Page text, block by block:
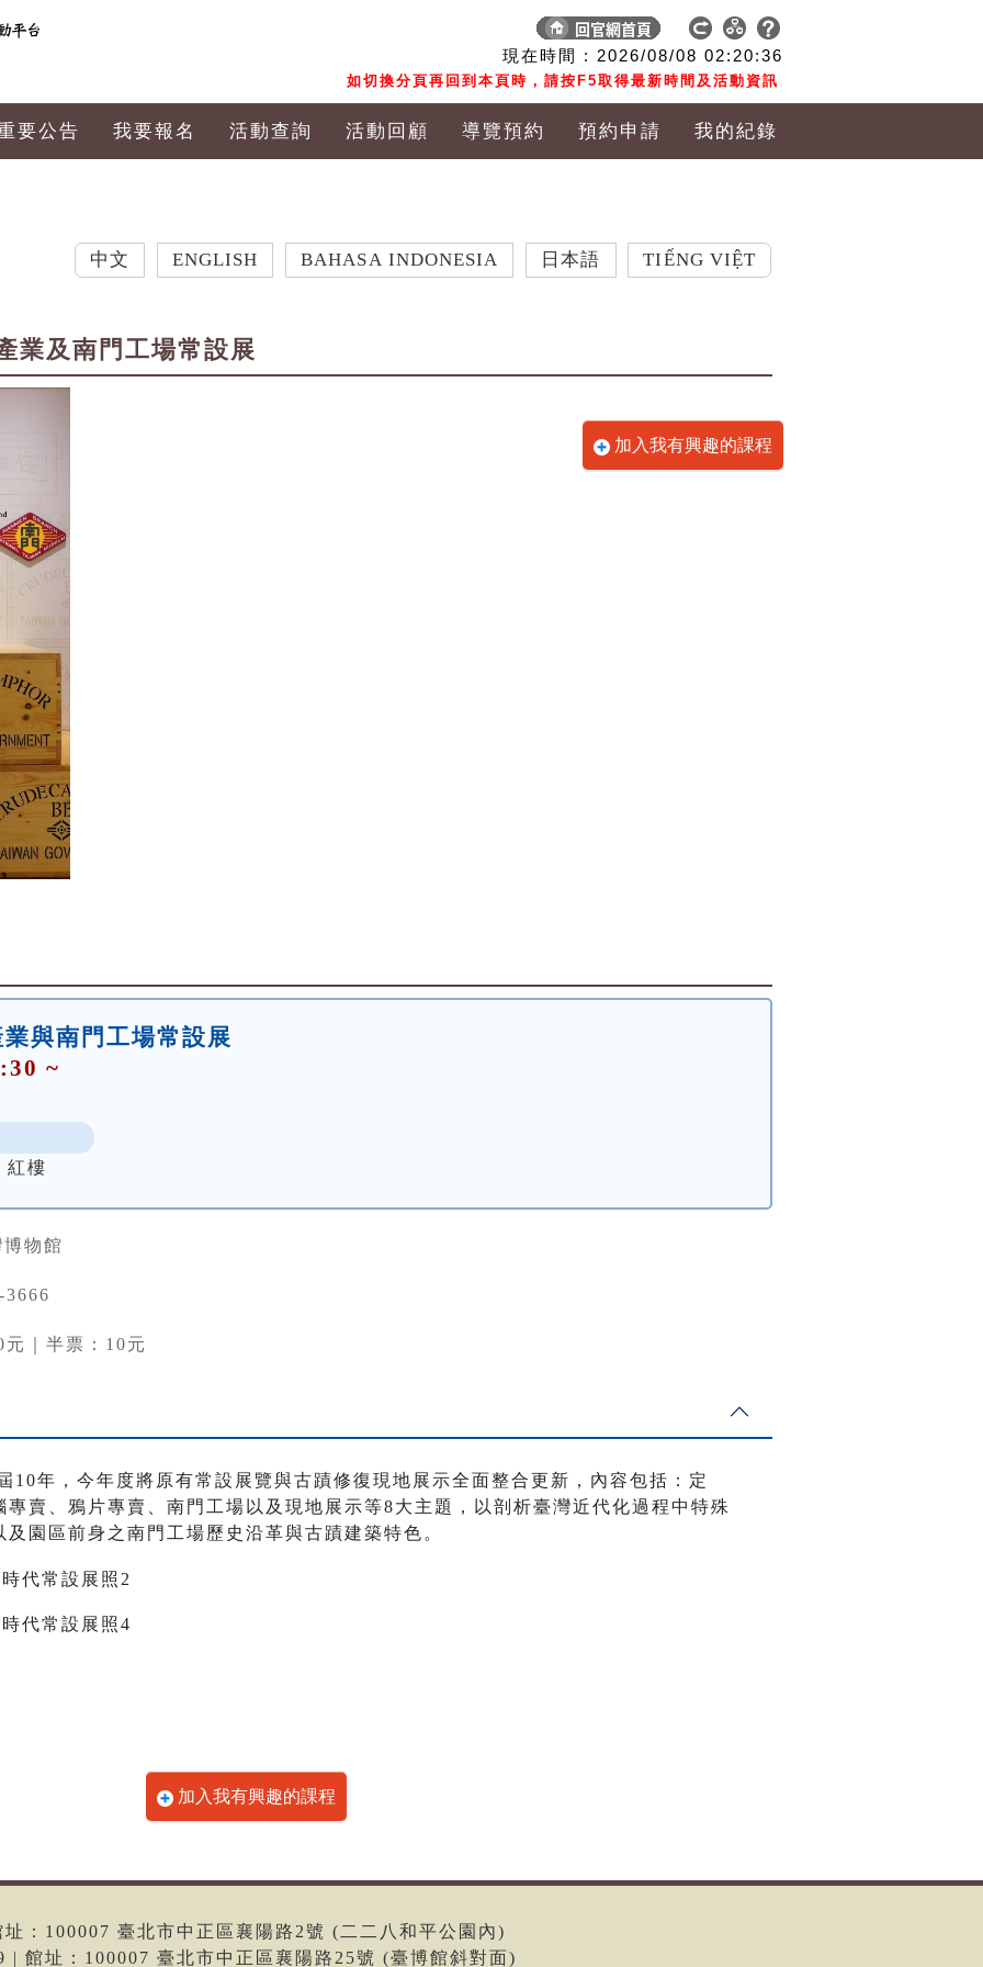
現在時間 : 2026/08/08 02:20:37
如切換分頁再回到本頁時，請按F5取得最新時間及活動資訊
要公告 我要報名 活動查詢 活動回顧 導覽預約 預約申請 我的紀錄
中文 ENGLISH BAHASA INDONESIA 日本語 TIẾNG VIỆT
業及南門工場常設展
加入我有興趣的課程
與南門工場常設展
~
紅樓
物館
3666
元｜半票：10元
10年，今年度將原有常設展覽與古蹟修復現地展示全面整合更新，內容包括：定
賣、鴉片專賣、南門工場以及現地展示等8大主題，以剖析臺灣近代化過程中特殊
園區前身之南門工場歷史沿革與古蹟建築特色。
加入我有興趣的課程
：100007 臺北市中正區襄陽路2號 (二二八和平公園內)
| 館址：100007 臺北市中正區襄陽路25號 (臺博館斜對面)